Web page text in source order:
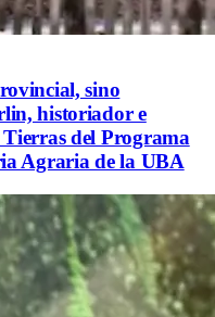
sino
historiador e
del Programa
Agraria de la UBA